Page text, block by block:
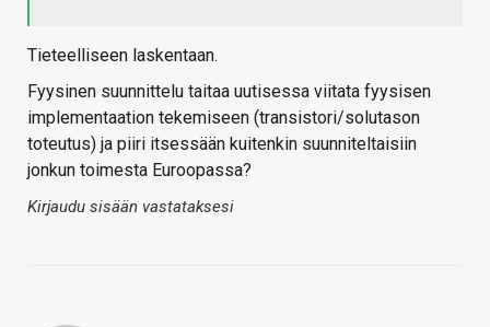
Tieteelliseen laskentaan.
Fyysinen suunnittelu taitaa uutisessa viitata fyysisen
implementaation tekemiseen (transistori/solutason
toteutus) ja piiri itsessään kuitenkin suunniteltaisiin
jonkun toimesta Euroopassa?
Kirjaudu sisään vastataksesi